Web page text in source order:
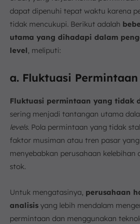
dapat dipenuhi tepat waktu karena
tidak mencukupi. Berikut adalah
utama yang dihadapi dalam
level, meliputi:
a. Fluktuasi Permintaan
Fluktuasi permintaan yang tidak
sering menjadi tantangan utama
levels. Pola permintaan yang tidak
faktor musiman atau tren pasar
menyebabkan perusahaan kelebihan
stok.
Untuk mengatasinya, perusahaan
analisis yang lebih mendalam
permintaan dan menggunakan